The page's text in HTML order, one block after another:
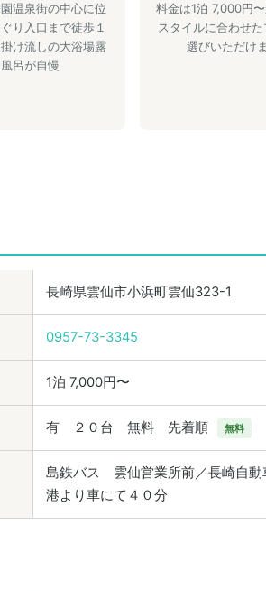
温泉街の中心に位
り入口まで徒歩１
け流しの大浴場露
呂が自慢
料金は1泊 7,000円
スタイルに合わせ
選びいただけ
長崎県雲仙市小浜町雲仙323-1
0957-73-3345
1泊 7,000円〜
有 ２０台 無料 先着順 無料
島鉄バス 雲仙営業所前／長崎自
港より車にて４０分